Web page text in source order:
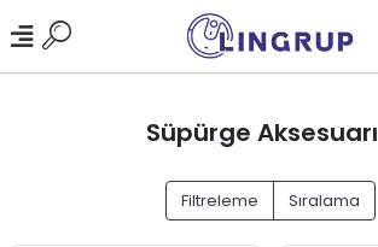
Süpürge Aksesuarı
Filtreleme Sıralama